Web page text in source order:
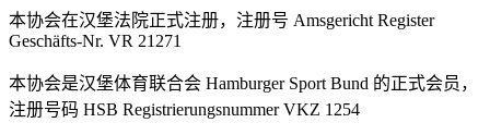
本协会在汉堡法院正式注册，注册号 Amsgericht Register
Geschäfts-Nr. VR 21271
本协会是汉堡体育联合会 Hamburger Sport Bund 的正式会员，
注册号码 HSB Registrierungsnummer VKZ 1254